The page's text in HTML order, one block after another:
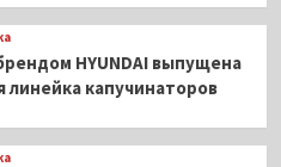
HYUNDAI выпущена
линейка капучинаторов